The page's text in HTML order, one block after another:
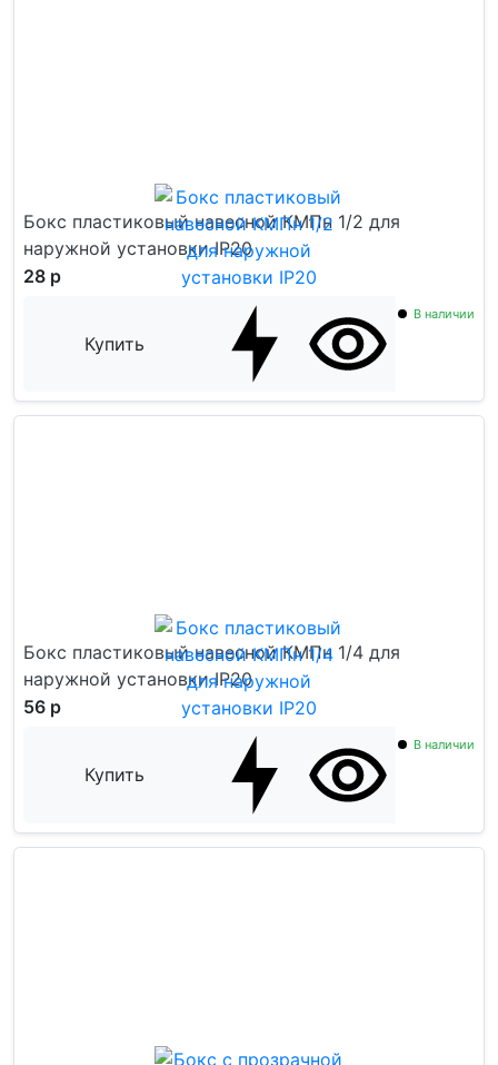
Бокс пластиковый навесной КМПн 1/2 для
наружной установки IP20
28 р
Купить
В наличии
Бокс пластиковый навесной КМПн 1/4 для
наружной установки IP20
56 р
Купить
В наличии